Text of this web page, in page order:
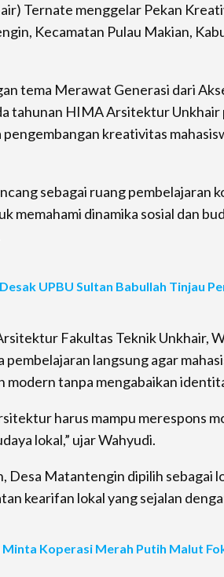
Ternate menggelar Pekan
Kecamatan Pulau Makian,
tema Merawat Generasi dari
tahunan HIMA Arsitektur
kreativitas
sebagai ruang pembelajaran
memahami dinamika sosial dan
UPBU Sultan Babullah Tinjau
Fakultas Teknik Unkhair,
pembelajaran langsung agar
modern tanpa mengabaikan
harus mampu merespons
lokal,” ujar Wahyudi.
Desa Matantengin dipilih sebagai
kearifan lokal yang sejalan
Minta Koperasi Merah Putih Malut